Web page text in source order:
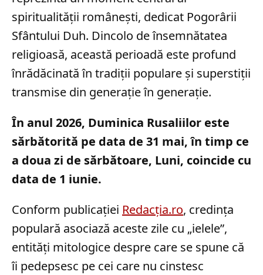
spiritualității românești, dedicat Pogorârii
Sfântului Duh. Dincolo de însemnătatea
religioasă, această perioadă este profund
înrădăcinată în tradiții populare și superstiții
transmise din generație în generație.
În anul 2026, Duminica Rusaliilor este
sărbătorită pe data de 31 mai, în timp ce
a doua zi de sărbătoare, Luni, coincide cu
data de 1 iunie.
Conform publicației Redacția.ro, credința
populară asociază aceste zile cu „ielele”,
entități mitologice despre care se spune că
îi pedepsesc pe cei care nu cinstesc